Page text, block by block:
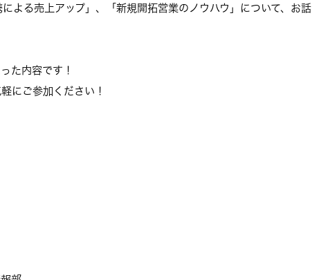
よる売上アップ」、「新規開拓営業のノウハウ」について、お話
た内容です！
にご参加ください！